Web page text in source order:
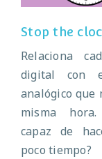
Stop the
Relaciona
digital con
analógico que
misma hora.
capaz de
poco tiempo?